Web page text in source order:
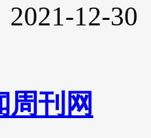
12-30
周刊网